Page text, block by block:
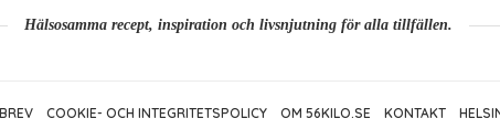
Hälsosamma recept, inspiration och livsnjutning för alla tillfällen.
COOKIE- OCH INTEGRITETSPOLICY OM 56KILO.SE KONTAKT